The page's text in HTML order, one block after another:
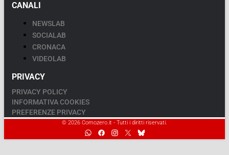
CANALI
NEWSLAB
SOCIALAB
CRONACA
VIDEOLAB
PRIVACY
PRIVACY POLICY
INFORMATIVA COOKIES
PREFERENZE PRIVACY
© 2026 Comozero.it - Tutti i diritti riservati.